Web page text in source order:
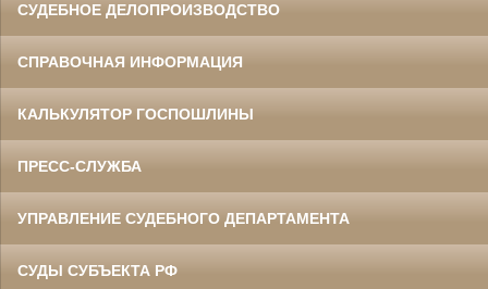
СУДЕБНОЕ ДЕЛОПРОИЗВОДСТВО
СПРАВОЧНАЯ ИНФОРМАЦИЯ
КАЛЬКУЛЯТОР ГОСПОШЛИНЫ
ПРЕСС-СЛУЖБА
УПРАВЛЕНИЕ СУДЕБНОГО ДЕПАРТАМЕНТА
СУДЫ СУБЪЕКТА РФ